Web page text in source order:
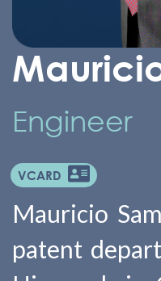
Engineer
VCARD
Mauricio
patent